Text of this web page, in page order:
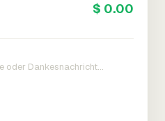
$ 0.00